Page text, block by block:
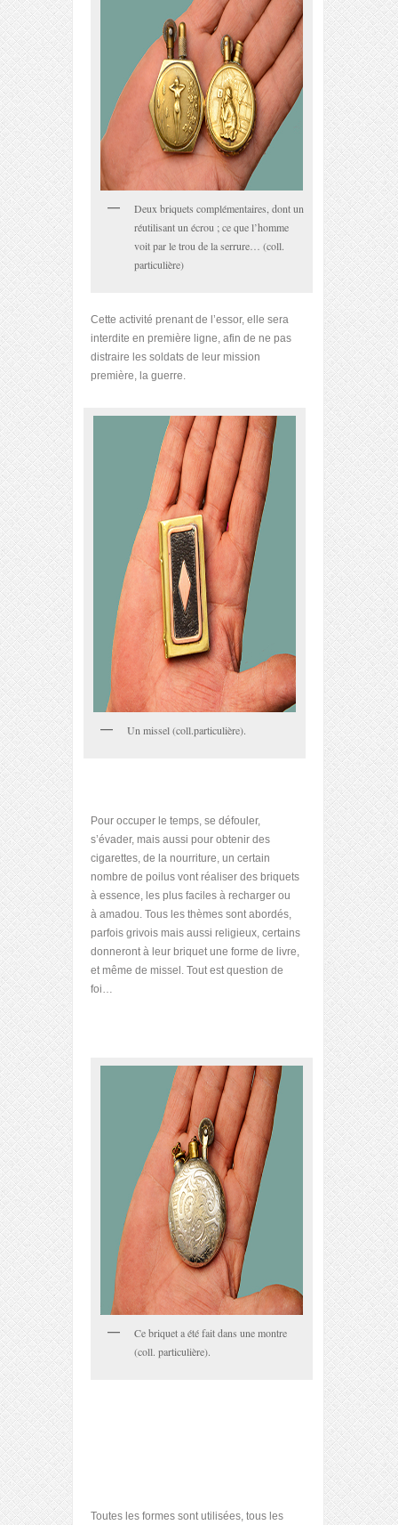
Deux briquets complémentaires, dont un
réutilisant un écrou ; ce que l’homme
voit par le trou de la serrure… (coll.
particulière)
Cette activité prenant de l’essor, elle sera
interdite en première ligne, afin de ne pas
distraire les soldats de leur mission
première, la guerre.
Un missel (coll.particulière).
Pour occuper le temps, se défouler,
s’évader, mais aussi pour obtenir des
cigarettes, de la nourriture, un certain
nombre de poilus vont réaliser des briquets
à essence, les plus faciles à recharger ou
à amadou. Tous les thèmes sont abordés,
parfois grivois mais aussi religieux, certains
donneront à leur briquet une forme de livre,
et même de missel. Tout est question de
foi…
Ce briquet a été fait dans une montre
(coll. particulière).
Toutes les formes sont utilisées, tous les